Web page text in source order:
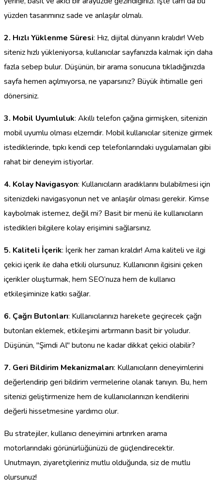
yüzden tasarımınız sade ve anlaşılır olmalı.
2. Hızlı Yüklenme Süresi: Hız, dijital dünyanın kralıdır! Web
siteniz hızlı yükleniyorsa, kullanıcılar sayfanızda kalmak için daha
fazla sebep bulur. Düşünün, bir arama sonucuna tıkladığınızda
sayfa hemen açılmıyorsa, ne yaparsınız? Büyük ihtimalle geri
dönersiniz.
3. Mobil Uyumluluk: Akıllı telefon çağına girmişken, sitenizin
mobil uyumlu olması elzemdir. Mobil kullanıcılar sitenize girmek
istediklerinde, tıpkı kendi cep telefonlarındaki uygulamaları gibi
rahat bir deneyim istiyorlar.
4. Kolay Navigasyon: Kullanıcıların aradıklarını bulabilmesi için
sitenizdeki navigasyonun net ve anlaşılır olması gerekir. Kimse
kaybolmak istemez, değil mi? Basit bir menü ile kullanıcıların
istedikleri bilgilere kolay erişimini sağlarsınız.
5. Kaliteli İçerik: İçerik her zaman kraldır! Ama kaliteli ve ilgi
çekici içerik ile daha etkili olursunuz. Kullanıcının ilgisini çeken
içerikler oluşturmak, hem SEO’nuza hem de kullanıcı
etkileşiminize katkı sağlar.
6. Çağrı Butonları: Kullanıcılarınızı harekete geçirecek çağrı
butonları eklemek, etkileşimi artırmanın basit bir yoludur.
Düşünün, "Şimdi Al" butonu ne kadar dikkat çekici olabilir?
7. Geri Bildirim Mekanizmaları: Kullanıcıların deneyimlerini
değerlendirip geri bildirim vermelerine olanak tanıyın. Bu, hem
sitenizi geliştirmenize hem de kullanıcılarınızın kendilerini
değerli hissetmesine yardımcı olur.
Bu stratejiler, kullanıcı deneyimini artırırken arama
motorlarındaki görünürlüğünüzü de güçlendirecektir.
Unutmayın, ziyaretçileriniz mutlu olduğunda, siz de mutlu
olursunuz!